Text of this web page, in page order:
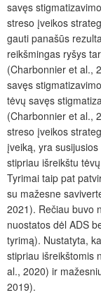
savęs
streso įveikos
gauti panašūs
reikšmingas ryšys
(Charbonnier et al.,
savęs
tėvų savęs
(Charbonnier et al.,
streso įveikos
įveiką, yra
stipriau išreikštu
Tyrimai taip pat
su mažesne
2021). Rečiau buvo
nuostatos dėl ADS
tyrimą). Nustatyta,
stipriau išreikštomis
al., 2020) ir
2019).